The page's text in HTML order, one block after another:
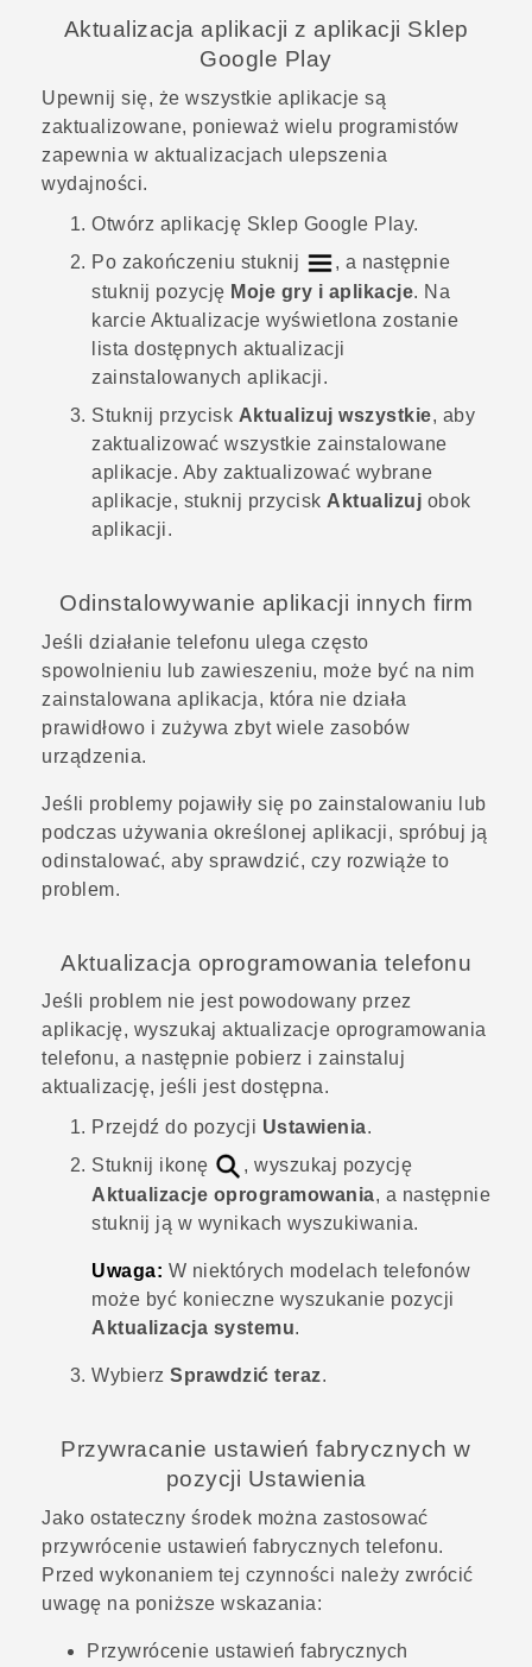
Aktualizacja aplikacji z aplikacji Sklep
Google Play
Upewnij się, że wszystkie aplikacje są
zaktualizowane, ponieważ wielu programistów
zapewnia w aktualizacjach ulepszenia
wydajności.
Otwórz aplikację Sklep Google Play.
Po zakończeniu stuknij
, a następnie
stuknij pozycję Moje gry i aplikacje. Na
karcie Aktualizacje wyświetlona zostanie
lista dostępnych aktualizacji
zainstalowanych aplikacji.
Stuknij przycisk Aktualizuj wszystkie, aby
zaktualizować wszystkie zainstalowane
aplikacje. Aby zaktualizować wybrane
aplikacje, stuknij przycisk Aktualizuj obok
aplikacji.
Odinstalowywanie aplikacji innych firm
Jeśli działanie telefonu ulega często
spowolnieniu lub zawieszeniu, może być na nim
zainstalowana aplikacja, która nie działa
prawidłowo i zużywa zbyt wiele zasobów
urządzenia.
Jeśli problemy pojawiły się po zainstalowaniu lub
podczas używania określonej aplikacji, spróbuj ją
odinstalować, aby sprawdzić, czy rozwiąże to
problem.
Aktualizacja oprogramowania telefonu
Jeśli problem nie jest powodowany przez
aplikację, wyszukaj aktualizacje oprogramowania
telefonu, a następnie pobierz i zainstaluj
aktualizację, jeśli jest dostępna.
Przejdź do pozycji Ustawienia.
Stuknij ikonę
, wyszukaj pozycję
Aktualizacje oprogramowania, a następnie
stuknij ją w wynikach wyszukiwania.
Uwaga: W niektórych modelach telefonów
może być konieczne wyszukanie pozycji
Aktualizacja systemu.
Wybierz Sprawdzić teraz.
Przywracanie ustawień fabrycznych w
pozycji Ustawienia
Jako ostateczny środek można zastosować
przywrócenie ustawień fabrycznych telefonu.
Przed wykonaniem tej czynności należy zwrócić
uwagę na poniższe wskazania:
Przywrócenie ustawień fabrycznych